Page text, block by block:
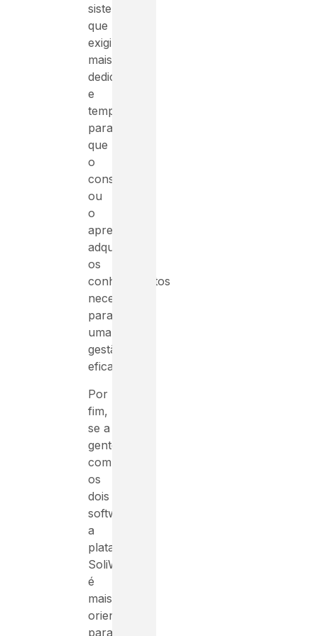
sistema
que
exigirá
mais
dedicação
e
tempo
para
que
o
consumidor
ou
o
aprendiz
adquira
os
conhecimentos
necessários
para
uma
gestão
eficaz.
Por
fim,
se a
gente
comparar
os
dois
softwares,
a
plataforma
SoliWorks
é
mais
orientado
para